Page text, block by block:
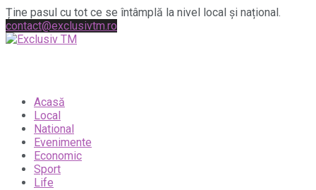
Ține pasul cu tot ce se întâmplă la nivel local și național.
contact@exclusivtm.ro
Acasă
Local
National
Evenimente
Economic
Sport
Life